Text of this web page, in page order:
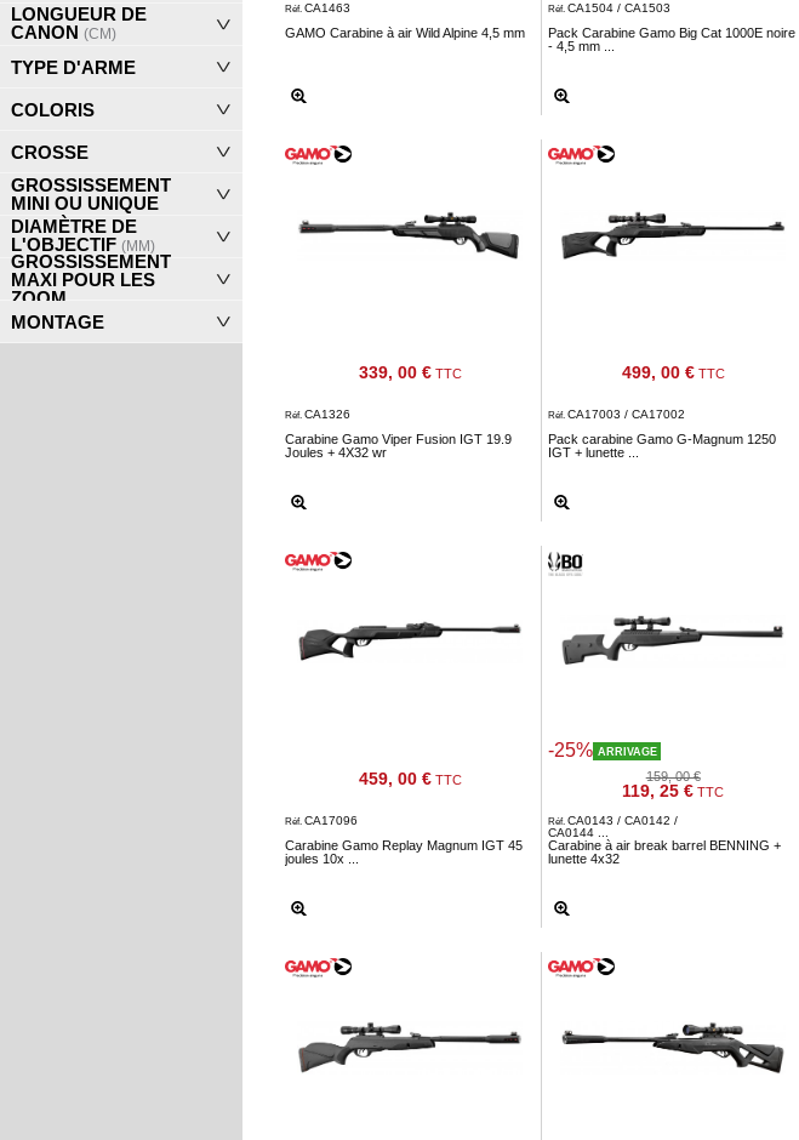
Consulter
listes de
favoris
Consulter
mon
panier
Acheter
à
Modifiez
LONGUEUR DE
CANON (CM)
TYPE D'ARME
COLORIS
CROSSE
GROSSISSEMENT
MINI OU UNIQUE
DIAMÈTRE DE
L'OBJECTIF (MM)
GROSSISSEMENT
MAXI POUR LES
ZOOM
MONTAGE
GAMO Carabine à air Wild Alpine 4,5 mm
Réf. CA1463
Pack Carabine Gamo Big Cat 1000E noire
- 4,5 mm ...
Réf. CA1504 / CA1503
339, 00 €TTC
Carabine Gamo Viper Fusion IGT 19.9
Joules + 4X32 wr
Réf. CA1326
499, 00 €TTC
Pack carabine Gamo G-Magnum 1250
IGT + lunette ...
Réf. CA17003 / CA17002
459, 00 €TTC
Carabine Gamo Replay Magnum IGT 45
joules 10x ...
Réf. CA17096
159, 00 €
119, 25 € TTC
-25% ARRIVAGE
Carabine à air break barrel BENNING +
lunette 4x32
Réf. CA0143 / CA0142 /
CA0144 ...